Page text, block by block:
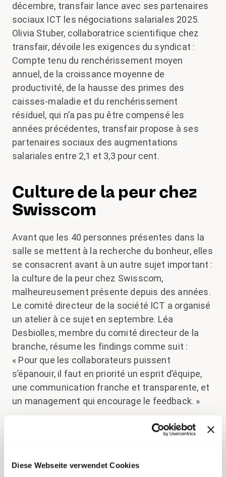
Diese Webseite verwendet Cookies
décembre, transfair lance avec ses partenaires
sociaux ICT les négociations salariales 2025.
Olivia Stuber, collaboratrice scientifique chez
transfair, dévoile les exigences du syndicat :
Compte tenu du renchérissement moyen
annuel, de la croissance moyenne de
productivité, de la hausse des primes des
caisses-maladie et du renchérissement
résiduel, qui n’a pas pu être compensé les
années précédentes, transfair propose à ses
partenaires sociaux des augmentations
salariales entre 2,1 et 3,3 pour cent.
Culture de la peur chez
Swisscom
Avant que les 40 personnes présentes dans la
salle se mettent à la recherche du bonheur, elles
se consacrent avant à un autre sujet important :
la culture de la peur chez Swisscom,
malheureusement présente depuis des années.
Le comité directeur de la société ICT a organisé
un atelier à ce sujet en septembre. Léa
Desbiolles, membre du comité directeur de la
branche, résume les findings comme suit :
« Pour que les collaborateurs puissent
s’épanouir, il faut en priorité un esprit d’équipe,
une communication franche et transparente, et
un management qui encourage le feedback. »
La responsable de branche ICT Marika Schaeren
direction chez Swisscom. « Les responsables